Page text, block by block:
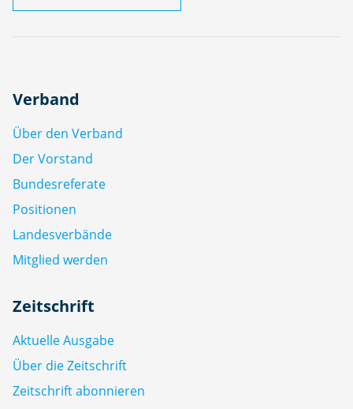
Verband
Über den Verband
Der Vorstand
Bundesreferate
Positionen
Landesverbände
Mitglied werden
Zeitschrift
Aktuelle Ausgabe
Über die Zeitschrift
Zeitschrift abonnieren